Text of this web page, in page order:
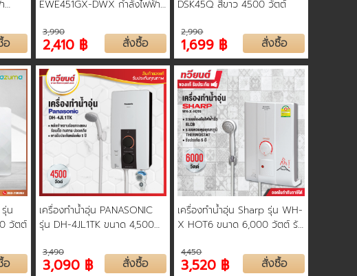
อ
EWE451GX-DWX กำลังไฟฟ้า
3,990
2,410 ฿ สั่งซื้อ
DSK45Q สีขาว 4500 วัตต์
2,990
1,699 ฿ สั่งซื้อ
น
วัตต์
อ
เครื่องทำน้ำอุ่น PANASONIC
รุ่น DH-4JL1TK ขนาด 4,500
3,490
3,090 ฿ สั่งซื้อ
เครื่องทำน้ำอุ่น Sharp รุ่น WH-
X HOT6 ขนาด 6,000 วัตต์ รับ
4,450
3,520 ฿ สั่งซื้อ